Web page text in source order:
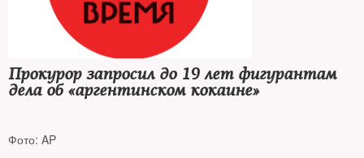
Прокурор запросил до 19 лет фигурантам
дела об «аргентинском кокаине»
Фото: AP